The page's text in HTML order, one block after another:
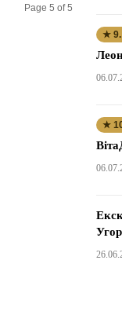
Page 5 of 5
★
★